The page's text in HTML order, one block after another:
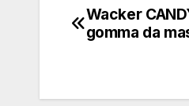
Wacker
gomma da